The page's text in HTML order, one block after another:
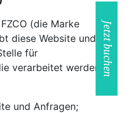
(die Marke
diese Website und ist
für
verarbeitet werden im
und Anfragen;
Jetzt buchen